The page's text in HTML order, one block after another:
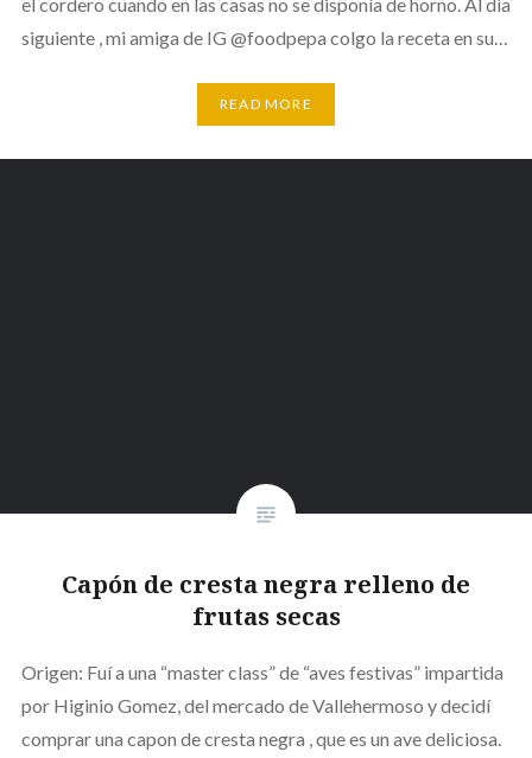
siguiente , mi amiga de IG @foodpepa colgo la receta en su…
READ MORE
Capón de cresta negra relleno de
frutas secas
Origen: Fuí a una “master class” de “aves festivas” impartida
por Higinio Gomez, del mercado de Vallehermoso y decidí
comprar una capon de cresta negra , que es un ave deliciosa.